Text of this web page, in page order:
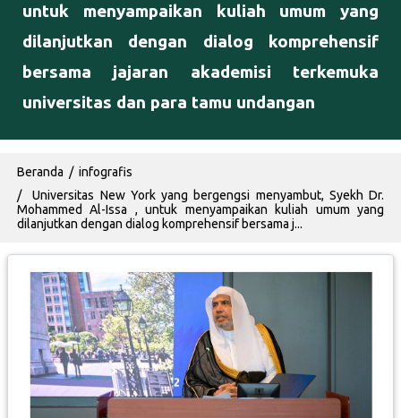
untuk menyampaikan kuliah umum yang
dilanjutkan dengan dialog komprehensif
bersama jajaran akademisi terkemuka
universitas dan para tamu undangan
Breadcrumb
Beranda
infografis
Universitas New York yang bergengsi menyambut, Syekh Dr.
Mohammed Al-Issa , untuk menyampaikan kuliah umum yang
dilanjutkan dengan dialog komprehensif bersama j...